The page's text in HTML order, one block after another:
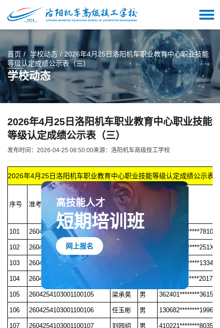
首页 学校动态
2026年4月25日洛阳机车职业教育中心职业技能
等级认定成绩公示表（三）
学校动态
2026年4月25日洛阳机车职业教育中心职业技能
等级认定成绩公示表（三）
发布时间：2026-04-25 08:50:00来源：洛阳机车高级技工学校
2026年4月25日洛阳机车职业教育中心职业技能等级认定成绩公示表
序号 准考证号 姓名
101 2604254103001100101 宋阳明 320322********7810
102 2604254103001100102 140524********251X
103 2604254103001100103 370830********1334
104 2604254103001100104 411322********2017
105 2604254103001100105 梁承昊 男 362401********3615
106 2604254103001100106 任玉彬 男 130682********1996
107 2604254103001100107 刘园绍 男 410221********8035
高技能人才
短期培训班
网上报名